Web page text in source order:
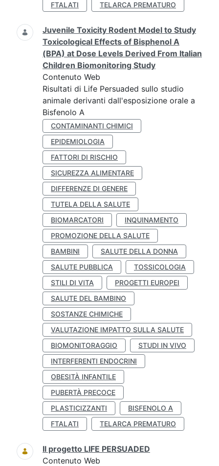
FTALATI
TELARCA PREMATURO
Juvenile Toxicity Rodent Model to Study
Toxicological Effects of Bisphenol A
(BPA) at Dose Levels Derived From Italian
Children Biomonitoring Study
Contenuto Web
Risultati di Life Persuaded sullo studio
animale derivanti dall'esposizione orale a
Bisfenolo A
CONTAMINANTI CHIMICI
EPIDEMIOLOGIA
FATTORI DI RISCHIO
SICUREZZA ALIMENTARE
DIFFERENZE DI GENERE
TUTELA DELLA SALUTE
BIOMARCATORI
INQUINAMENTO
PROMOZIONE DELLA SALUTE
BAMBINI
SALUTE DELLA DONNA
SALUTE PUBBLICA
TOSSICOLOGIA
STILI DI VITA
PROGETTI EUROPEI
SALUTE DEL BAMBINO
SOSTANZE CHIMICHE
VALUTAZIONE IMPATTO SULLA SALUTE
BIOMONITORAGGIO
STUDI IN VIVO
INTERFERENTI ENDOCRINI
OBESITÀ INFANTILE
PUBERTÀ PRECOCE
PLASTICIZZANTI
BISFENOLO A
FTALATI
TELARCA PREMATURO
Il progetto LIFE PERSUADED
Contenuto Web